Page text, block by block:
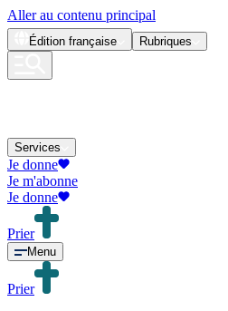
Aller au contenu principal
Édition française Rubriques
Services
Je donne
Je m'abonne
Je donne
Prier
Menu
Prier